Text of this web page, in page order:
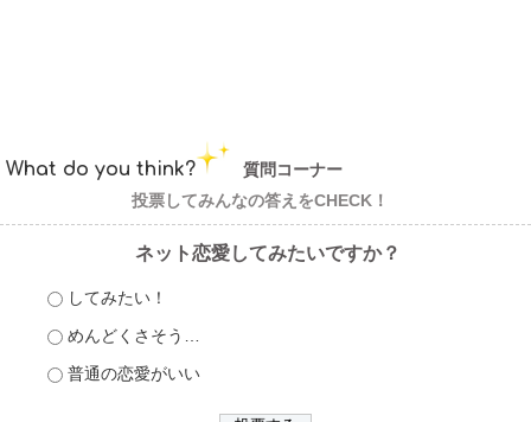
What do you think?
質問コーナー
投票してみんなの答えをCHECK！
ネット恋愛してみたいですか？
してみたい！
めんどくさそう…
普通の恋愛がいい